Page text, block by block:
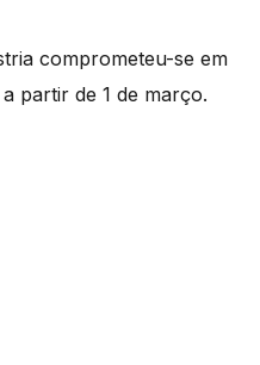
comprometeu-se em
partir de 1 de março.